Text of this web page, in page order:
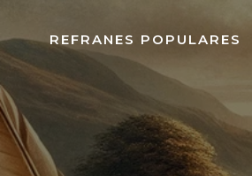
REFRANES POPULARES